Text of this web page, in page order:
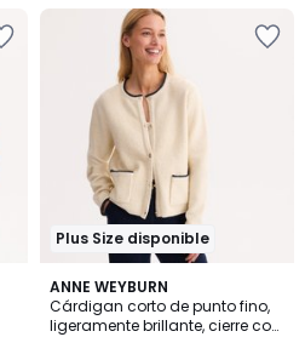
Plus Size disponible
ANNE WEYBURN
Cárdigan corto de punto fino,
ligeramente brillante, cierre con
4,7
/ 5